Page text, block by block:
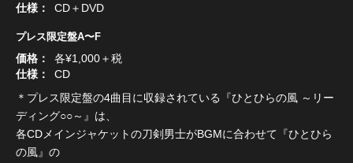
仕様
CD＋DVD
プレス限定盤A〜F
価格
各¥1,000＋税
仕様
CD
＊プレス限定盤の4曲目に収録されている『ひとひらの風 ～リー
ディング○○～』は、
各CDメインジャケットの刀剣男士がBGMに合わせて『ひとひら
の風』の